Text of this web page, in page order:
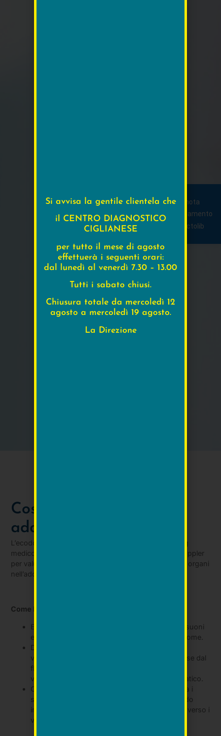
Prenota
appuntamento
Cos'è l'ecodoppler
addominale?
L’ecodoppler addominale è una procedura di imaging
medico che combina l’ecografia con la tecnologia Doppler
per valutare il flusso sanguigno attraverso i vasi e gli organi
nell’addome.
Come Funziona l’ecodoppler addominale?
Emissione di Ultrasuoni: Un trasduttore a ultrasuoni
emette onde sonore ad alta frequenza nell’addome.
Doppler Effetto: La tecnologia Doppler rileva le
variazioni nella frequenza degli ultrasuoni riflesse dal
flusso sanguigno. Questo effetto permette di
valutare la direzione e la velocità del flusso ematico.
Creazione delle Immagini: Un computer elabora i
segnali degli ultrasuoni e del Doppler, generando
immagini dettagliate del flusso sanguigno attraverso i
vasi e gli organi addominali.
Si avvisa la gentile clientela che
il CENTRO DIAGNOSTICO
CIGLIANESE
per tutto il mese di agosto
effettuerà i seguenti orari:
dal lunedì al venerdì 7.30 – 13.00
Tutti i sabato chiusi.
Chiusura totale da mercoledì 12
agosto a mercoledì 19 agosto.
La Direzione